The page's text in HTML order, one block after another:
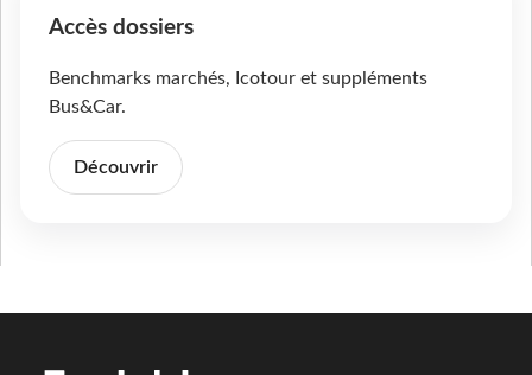
Accès dossiers
Benchmarks marchés, Icotour et suppléments
Bus&Car.
Découvrir